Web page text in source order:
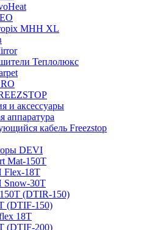
МНН XL
Теплолюкс
и аксессуары
аппаратура
кабель Freezstop
DEVI
Mat-150T
18T
30T
(DTIR-150)
(DTIF-150)
18T
(DTIF-200)